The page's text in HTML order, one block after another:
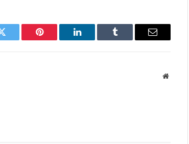
Twitter Pinterest LinkedIn Tumblr Email
Website